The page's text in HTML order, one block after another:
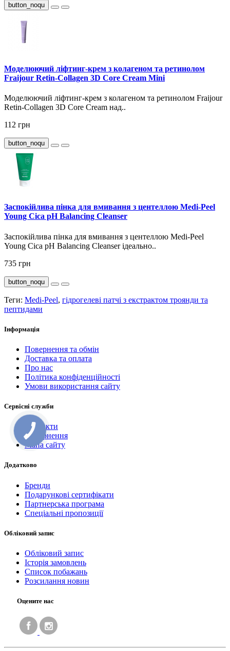
button_noqu
Моделюючий ліфтинг-крем з колагеном та ретинолом
Fraijour Retin-Collagen 3D Core Cream Mini
Моделюючий ліфтинг-крем з колагеном та ретинолом Fraijour
Retin-Collagen 3D Core Cream над..
112 грн
button_noqu
Заспокійлива пінка для вмивання з центеллою Medi-Peel
Young Cica pH Balancing Cleanser
Заспокійлива пінка для вмивання з центеллою Medi-Peel
Young Cica pH Balancing Cleanser ідеально..
735 грн
button_noqu
Теги: Medi-Peel, гідрогелеві патчі з екстрактом троянди та
пептидами
Інформація
Повернення та обмін
Доставка та оплата
Про нас
Політика конфіденційності
Умови використання сайту
Сервісні служби
Контакти
Повернення
Мапа сайту
Додатково
Бренди
Подарункові сертифікати
Партнерська програма
Спеціальні пропозиції
Обліковий запис
Обліковий запис
Історія замовлень
Список побажань
Розсилання новин
Оцените нас